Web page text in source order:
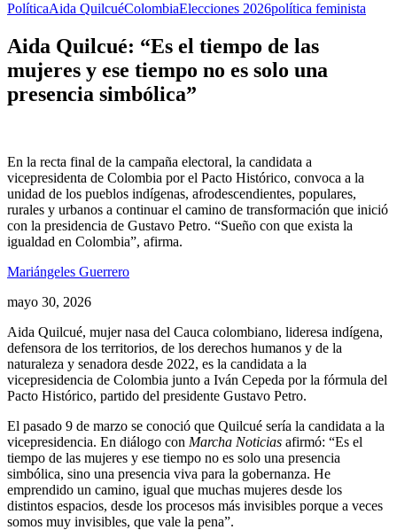
PolíticaAida QuilcuéColombiaElecciones 2026política feminista
Aida Quilcué: “Es el tiempo de las
mujeres y ese tiempo no es solo una
presencia simbólica”
En la recta final de la campaña electoral, la candidata a
vicepresidenta de Colombia por el Pacto Histórico, convoca a la
unidad de los pueblos indígenas, afrodescendientes, populares,
rurales y urbanos a continuar el camino de transformación que inició
con la presidencia de Gustavo Petro. “Sueño con que exista la
igualdad en Colombia”, afirma.
Mariángeles Guerrero
mayo 30, 2026
Aida Quilcué, mujer nasa del Cauca colombiano, lideresa indígena,
defensora de los territorios, de los derechos humanos y de la
naturaleza y senadora desde 2022, es la candidata a la
vicepresidencia de Colombia junto a Iván Cepeda por la fórmula del
Pacto Histórico, partido del presidente Gustavo Petro.
El pasado 9 de marzo se conoció que Quilcué sería la candidata a la
vicepresidencia. En diálogo con Marcha Noticias afirmó: “Es el
tiempo de las mujeres y ese tiempo no es solo una presencia
simbólica, sino una presencia viva para la gobernanza. He
emprendido un camino, igual que muchas mujeres desde los
distintos espacios, desde los procesos más invisibles porque a veces
somos muy invisibles, que vale la pena”.